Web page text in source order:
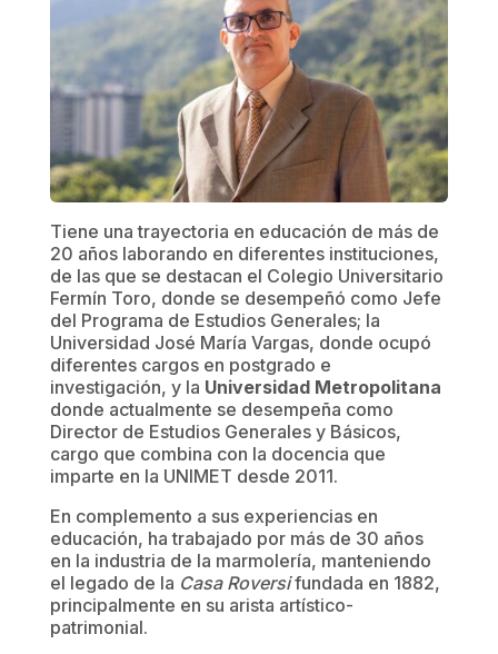
Tiene una trayectoria en educación de más de
20 años laborando en diferentes instituciones,
de las que se destacan el Colegio Universitario
Fermín Toro, donde se desempeñó como Jefe
del Programa de Estudios Generales; la
Universidad José María Vargas, donde ocupó
diferentes cargos en postgrado e
investigación, y la Universidad Metropolitana
donde actualmente se desempeña como
Director de Estudios Generales y Básicos,
cargo que combina con la docencia que
imparte en la UNIMET desde 2011.
En complemento a sus experiencias en
educación, ha trabajado por más de 30 años
en la industria de la marmolería, manteniendo
el legado de la Casa Roversifundada en 1882,
principalmente en su arista artístico-
patrimonial.